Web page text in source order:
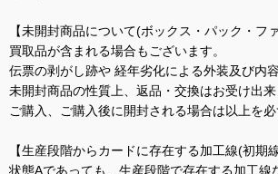
【未開封商品について(ボックス・パック・フ
買取品が含まれる場合もございます。
伝票の剥がし跡や 経年劣化による外装及び内
未開封商品の性質上、返品・交換はお受け出来
ご購入、ご購入後に開封される場合は以上を
【生産段階からカードに存在する加工線(初期
状態Aであっても、生産段階で存在する加工